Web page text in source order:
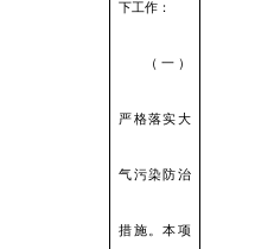
下工作：
（一）
严格落实大
气污染防治
措施。本项